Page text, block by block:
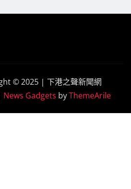
© 2025 | 下港之聲新聞網
News Gadgets byThemeArile